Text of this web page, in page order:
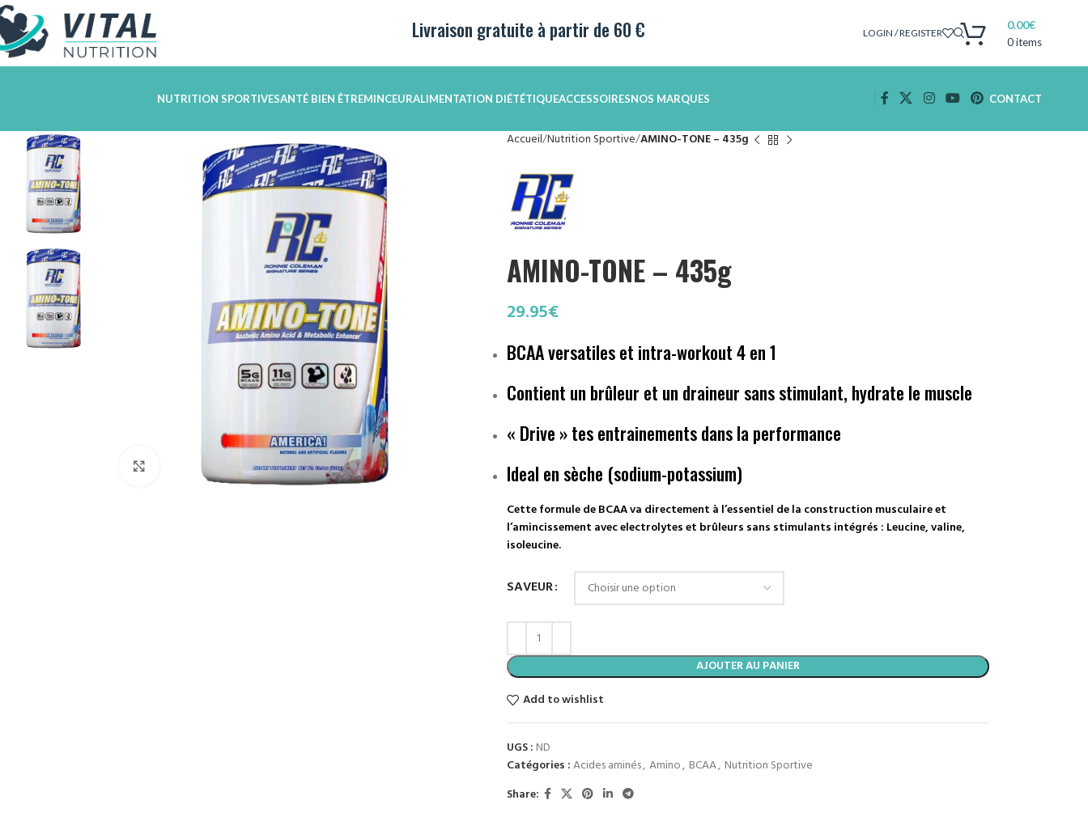
Livraison gratuite à partir de 60 € LOGIN / REGISTER
0items
0.00€
NUTRITION SPORTIVESANTÉ BIEN ÊTREMINCEURALIMENTATION DIÉTÉTIQUEACCESSOIRESNOS MARQUES CONTACT
Accueil Nutrition Sportive AMINO-TONE – 435g
AMINO-TONE – 435g
29.95€
BCAA versatiles et intra-workout 4 en 1
Contient un brûleur et un draineur sans stimulant, hydrate le muscle
« Drive » tes entrainements dans la performance
Ideal en sèche (sodium-potassium)
Cette formule de BCAA va directement à l’essentiel de la construction musculaire et
l’amincissement avec electrolytes et brûleurs sans stimulants intégrés : Leucine, valine,
isoleucine.
SAVEUR
AJOUTER AU PANIER
Add to wishlist
UGS : ND
Catégories :Acides aminés, Amino, BCAA, Nutrition Sportive
Share: